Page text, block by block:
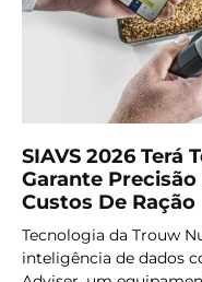
SIAVS 2026 Terá
Garante
Custos De Ração
Tecnologia da Trouw
inteligência de dados